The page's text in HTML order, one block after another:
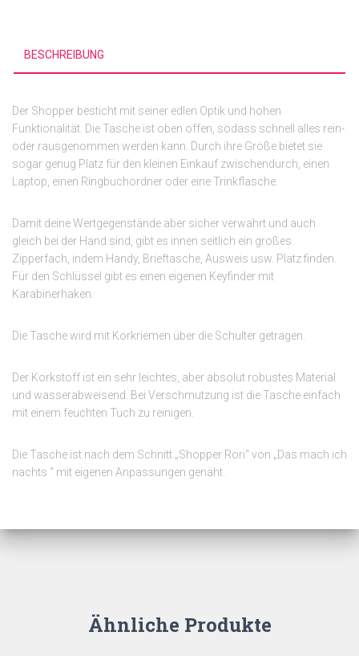
BESCHREIBUNG
Der Shopper besticht mit seiner edlen Optik und hohen
Funktionalität. Die Tasche ist oben offen, sodass schnell alles rein-
oder rausgenommen werden kann. Durch ihre Größe bietet sie
sogar genug Platz für den kleinen Einkauf zwischendurch, einen
Laptop, einen Ringbuchordner oder eine Trinkflasche.
Damit deine Wertgegenstände aber sicher verwahrt und auch
gleich bei der Hand sind, gibt es innen seitlich ein großes
Zipperfach, indem Handy, Brieftasche, Ausweis usw. Platz finden.
Für den Schlüssel gibt es einen eigenen Keyfinder mit
Karabinerhaken.
Die Tasche wird mit Korkriemen über die Schulter getragen.
Der Korkstoff ist ein sehr leichtes, aber absolut robustes Material
und wasserabweisend. Bei Verschmutzung ist die Tasche einfach
mit einem feuchten Tuch zu reinigen.
Die Tasche ist nach dem Schnitt „Shopper Rori“ von „Das mach ich
nachts “ mit eigenen Anpassungen genäht.
Ähnliche Produkte